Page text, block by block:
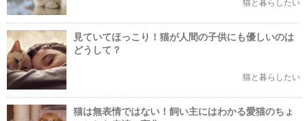
見ていてほっこり！猫が人間の子供にも優しいのは
どうして？
猫と暮らしたい
猫は無表情ではない！飼い主にはわかる愛猫のちょ